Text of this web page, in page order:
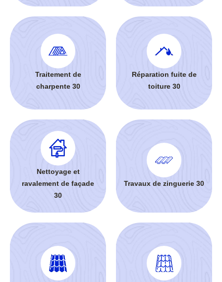
Traitement de
charpente 30
Réparation fuite de
toiture 30
Nettoyage et
ravalement de façade
30
Travaux de zinguerie 30